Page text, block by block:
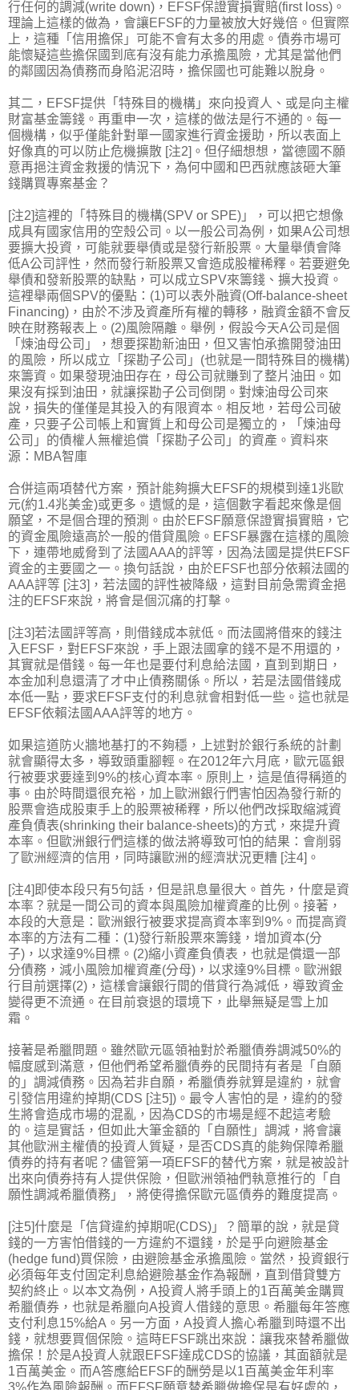
行任何的調減(write down)，EFSF保證實損實賠(first loss)。
理論上這樣的做為，會讓EFSF的力量被放大好幾倍。但實際
上，這種「信用擔保」可能不會有太多的用處。債券市場可
能懷疑這些擔保國到底有沒有能力承擔風險，尤其是當他們
的鄰國因為債務而身陷泥沼時，擔保國也可能難以脫身。
其二，EFSF提供「特殊目的機構」來向投資人、或是向主權
財富基金籌錢。再重申一次，這樣的做法是行不通的。每一
個機構，似乎僅能針對單一國家進行資金援助，所以表面上
好像真的可以防止危機擴散 [注2]。但仔細想想，當德國不願
意再挹注資金救援的情況下，為何中國和巴西就應該砸大筆
錢購買專案基金？
[注2]這裡的「特殊目的機構(SPV or SPE)」，可以把它想像
成具有國家信用的空殼公司。以一般公司為例，如果A公司想
要擴大投資，可能就要舉債或是發行新股票。大量舉債會降
低A公司評性，然而發行新股票又會造成股權稀釋。若要避免
舉債和發新股票的缺點，可以成立SPV來籌錢、擴大投資。
這裡舉兩個SPV的優點：(1)可以表外融資(Off-balance-sheet
Financing)，由於不涉及資產所有權的轉移，融資金額不會反
映在財務報表上。(2)風險隔離。舉例，假設今天A公司是個
「煉油母公司」，想要探勘新油田，但又害怕承擔開發油田
的風險，所以成立「探勘子公司」(也就是一間特殊目的機構)
來籌資。如果發現油田存在，母公司就賺到了整片油田。如
果沒有採到油田，就讓探勘子公司倒閉。對煉油母公司來
說，損失的僅僅是其投入的有限資本。相反地，若母公司破
產，只要子公司帳上和實質上和母公司是獨立的，「煉油母
公司」的債權人無權追償「探勘子公司」的資產。資料來
源：MBA智庫
合併這兩項替代方案，預計能夠擴大EFSF的規模到達1兆歐
元(約1.4兆美金)或更多。遺憾的是，這個數字看起來像是個
願望，不是個合理的預測。由於EFSF願意保證實損實賠，它
的資金風險遠高於一般的借貸風險。EFSF暴露在這樣的風險
下，連帶地威脅到了法國AAA的評等，因為法國是提供EFSF
資金的主要國之一。換句話說，由於EFSF也部分依賴法國的
AAA評等 [注3]，若法國的評性被降級，這對目前急需資金挹
注的EFSF來說，將會是個沉痛的打擊。
[注3]若法國評等高，則借錢成本就低。而法國將借來的錢注
入EFSF，對EFSF來說，手上跟法國拿的錢不是不用還的，
其實就是借錢。每一年也是要付利息給法國，直到到期日，
本金加利息還清了才中止債務關係。所以，若是法國借錢成
本低一點，要求EFSF支付的利息就會相對低一些。這也就是
EFSF依賴法國AAA評等的地方。
如果這道防火牆地基打的不夠穩，上述對於銀行系統的計劃
就會顯得太多，導致頭重腳輕。在2012年六月底，歐元區銀
行被要求要達到9%的核心資本率。原則上，這是值得稱道的
事。由於時間還很充裕，加上歐洲銀行們害怕因為發行新的
股票會造成股東手上的股票被稀釋，所以他們改採取縮減資
產負債表(shrinking their balance-sheets)的方式，來提升資
本率。但歐洲銀行們這樣的做法將導致可怕的結果：會削弱
了歐洲經濟的信用，同時讓歐洲的經濟狀況更糟 [注4]。
[注4]即使本段只有5句話，但是訊息量很大。首先，什麼是資
本率？就是一間公司的資本與風險加權資產的比例。接著，
本段的大意是：歐洲銀行被要求提高資本率到9%。而提高資
本率的方法有二種：(1)發行新股票來籌錢，增加資本(分
子)，以求達9%目標。(2)縮小資產負債表，也就是償還一部
分債務，減小風險加權資產(分母)，以求達9%目標。歐洲銀
行目前選擇(2)，這樣會讓銀行間的借貸行為減低，導致資金
變得更不流通。在目前衰退的環境下，此舉無疑是雪上加
霜。
接著是希臘問題。雖然歐元區領袖對於希臘債券調減50%的
幅度感到滿意，但他們希望希臘債券的民間持有者是「自願
的」調減債務。因為若非自願，希臘債券就算是違約，就會
引發信用違約掉期(CDS [注5])。最令人害怕的是，違約的發
生將會造成市場的混亂，因為CDS的市場是經不起這考驗
的。這是實話，但如此大筆金額的「自願性」調減，將會讓
其他歐洲主權債的投資人質疑，是否CDS真的能夠保障希臘
債券的持有者呢？儘管第一項EFSF的替代方案，就是被設計
出來向債券持有人提供保險，但歐洲領袖們執意推行的「自
願性調減希臘債務」，將使得擔保歐元區債券的難度提高。
[注5]什麼是「信貸違約掉期呢(CDS)」？簡單的說，就是貸
錢的一方害怕借錢的一方違約不還錢，於是乎向避險基金
(hedge fund)買保險，由避險基金承擔風險。當然，投資銀行
必須每年支付固定利息給避險基金作為報酬，直到借貸雙方
契約終止。以本文為例，A投資人將手頭上的1百萬美金購買
希臘債券，也就是希臘向A投資人借錢的意思。希臘每年答應
支付利息15%給A。另一方面，A投資人擔心希臘到時還不出
錢，就想要買個保險。這時EFSF跳出來說：讓我來替希臘做
擔保！於是A投資人就跟EFSF達成CDS的協議，其面額就是
1百萬美金。而A答應給EFSF的酬勞是以1百萬美金年利率